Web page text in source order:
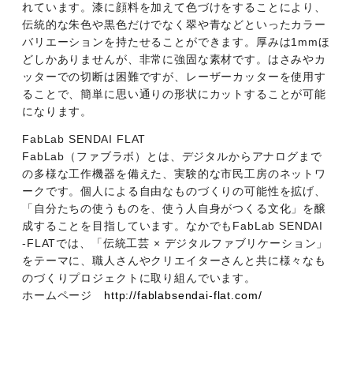
れています。漆に顔料を加えて色づけをすることにより、
伝統的な朱色や黒色だけでなく翠や青などといったカラー
バリエーションを持たせることができます。厚みは1mmほ
どしかありませんが、非常に強固な素材です。はさみやカ
ッターでの切断は困難ですが、レーザーカッターを使用す
ることで、簡単に思い通りの形状にカットすることが可能
になります。
FabLab SENDAI FLAT
FabLab（ファブラボ）とは、デジタルからアナログまで
の多様な工作機器を備えた、実験的な市民工房のネットワ
ークです。個人による自由なものづくりの可能性を拡げ、
「自分たちの使うものを、使う人自身がつくる文化」を醸
成することを目指しています。なかでもFabLab SENDAI
-FLATでは、「伝統工芸 × デジタルファブリケーション」
をテーマに、職人さんやクリエイターさんと共に様々なも
のづくりプロジェクトに取り組んでいます。
ホームページ http://fablabsendai-flat.com/